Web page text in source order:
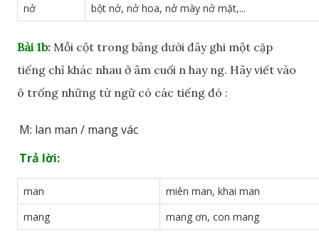
nở
bột nở, nở hoa, nở mày nở mặt,...
Bài 1b: Mỗi cột trong bảng dưới đây ghi một cặp
tiếng chỉ khác nhau ở âm cuối n hay ng. Hãy viết vào
ô trống những từ ngữ có các tiếng đó :
M: lan man / mang vác
Trả lời:
man
miên man, khai man
mang
mang ơn, con mang